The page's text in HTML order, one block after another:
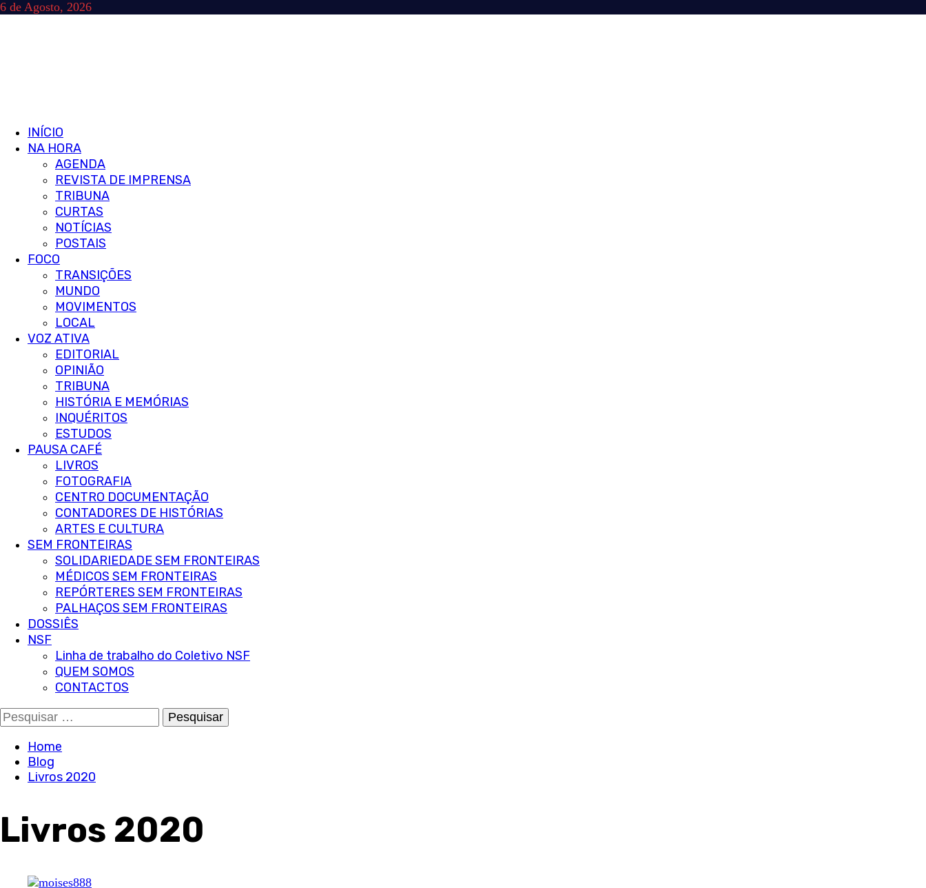
Skip
6 de Agosto, 2026
Primary
Menu
INÍCIO
NA HORA
AGENDA
REVISTA DE IMPRENSA
TRIBUNA
CURTAS
NOTÍCIAS
POSTAIS
FOCO
TRANSIÇÕES
MUNDO
MOVIMENTOS
LOCAL
VOZ ATIVA
EDITORIAL
OPINIÃO
TRIBUNA
HISTÓRIA E MEMÓRIAS
INQUÉRITOS
ESTUDOS
PAUSA CAFÉ
LIVROS
FOTOGRAFIA
CENTRO DOCUMENTAÇÃO
CONTADORES DE HISTÓRIAS
ARTES E CULTURA
SEM FRONTEIRAS
SOLIDARIEDADE SEM FRONTEIRAS
MÉDICOS SEM FRONTEIRAS
REPÓRTERES SEM FRONTEIRAS
PALHAÇOS SEM FRONTEIRAS
DOSSIÊS
NSF
Linha de trabalho do Coletivo NSF
QUEM SOMOS
CONTACTOS
Pesquisar
por:
Home
Blog
Livros 2020
Livros 2020